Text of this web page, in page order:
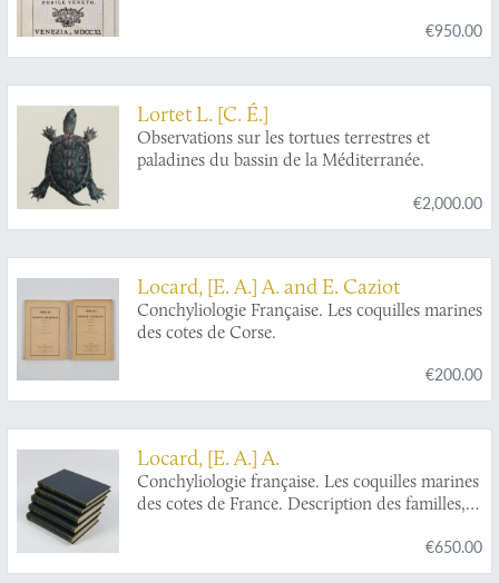
regia accademia delle scienze di Parigi. Ora
esposto in una lettera al'eccellentiss. signor
€950.00
Lortet L. [C. É.]
Observations sur les tortues terrestres et
paladines du bassin de la Méditerranée.
€2,000.00
Locard, [E. A.] A. and E. Caziot
Conchyliologie Française. Les coquilles marines
des cotes de Corse.
€200.00
Locard, [E. A.] A.
Conchyliologie française. Les coquilles marines
des cotes de France. Description des familles,
Description des familles, genres et espèces.
€650.00